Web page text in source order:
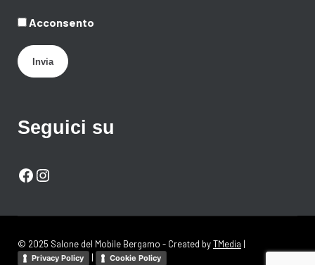
Acconsento
Invia
Seguici su
Facebook
Instagram
© 2025 Salone del Mobile Bergamo - Created byTMedia |
Privacy Policy | Cookie Policy